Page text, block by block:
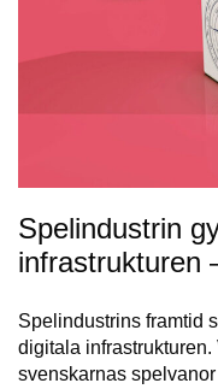
Spelindustrin
infrastrukturen
Spelindustrins framtid
digitala
svenskarnas